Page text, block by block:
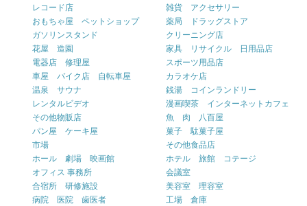
レコード店
雑貨 アクセサリー
おもちゃ屋 ペットショップ
薬局 ドラッグストア
ガソリンスタンド
クリーニング店
花屋 造園
家具 リサイクル 日用品店
電器店 修理屋
スポーツ用品店
車屋 バイク店 自転車屋
カラオケ店
温泉 サウナ
銭湯 コインランドリー
レンタルビデオ
漫画喫茶 インターネットカフェ
その他物販店
魚 肉 八百屋
パン屋 ケーキ屋
菓子 駄菓子屋
市場
その他食品店
ホール 劇場 映画館
ホテル 旅館 コテージ
オフィス 事務所
会議室
合宿所 研修施設
美容室 理容室
病院 医院 歯医者
工場 倉庫